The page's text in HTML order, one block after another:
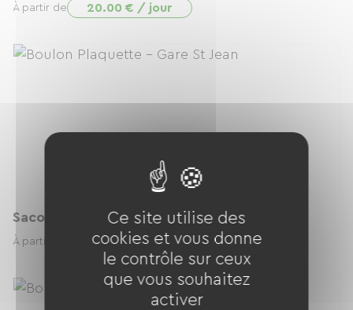
À partir de 20.00 € / jour
Sacoche Arrière Ortlieb 20L
À partir de 3.00 € / jour
Ce site utilise des
cookies et vous donne
le contrôle sur ceux
que vous souhaitez
activer